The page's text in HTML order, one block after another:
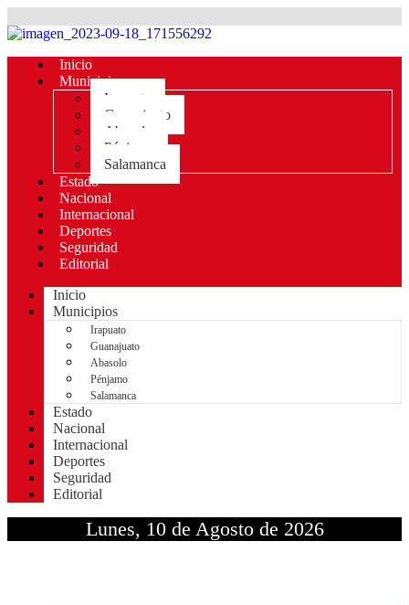
Inicio
Municipios
Irapuato
Guanajuato
Abasolo
Pénjamo
Salamanca
Estado
Nacional
Internacional
Deportes
Seguridad
Editorial
Inicio
Municipios
Irapuato
Guanajuato
Abasolo
Pénjamo
Salamanca
Estado
Nacional
Internacional
Deportes
Seguridad
Editorial
Lunes, 10 de Agosto de 2026